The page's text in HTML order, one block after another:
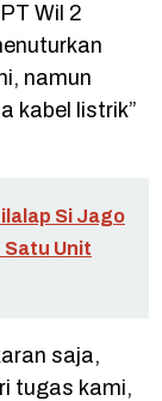
Wil 2
namun
kabel listrik”
Si Jago
Satu Unit
saja,
tugas kami,